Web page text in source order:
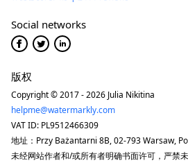
Social networks
版权
Copyright © 2017 - 2026 Julia Nikitina
helpme@watermarkly.com
VAT ID: PL9512466309
地址：Przy Bażantarni 8B, 02-793 Warsaw,
未经网站作者和/或所有者明确书面许可，严禁